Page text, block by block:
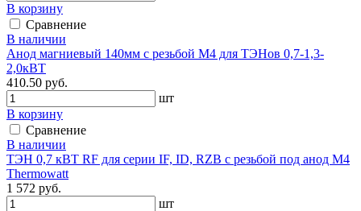
В корзину
Сравнение
В наличии
Анод магниевый 140мм с резьбой М4 для ТЭНов 0,7-1,3-
2,0кВТ
410.50 руб.
шт
В корзину
Сравнение
В наличии
ТЭН 0,7 кВТ RF для серии IF, ID, RZB c резьбой под анод М4
Thermowatt
1 572 руб.
шт